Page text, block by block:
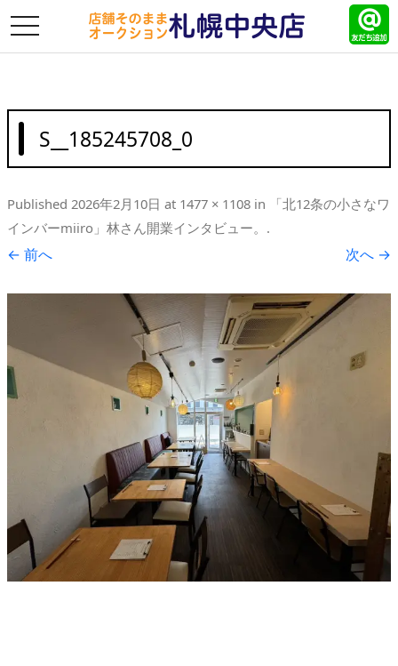
toggle
S__185245708_0
Published 2026年2月10日 at 1477 × 1108 in
「北12条の小さなワ
インバーmiiro」林さん開業インタビュー。 .
← 前へ 次へ →